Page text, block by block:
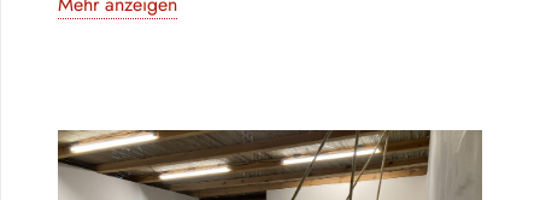
der den Prozess der Wüstenbildung beschreibt.
den Klimawandel, Abholzung, Überweidung, Armut,
politische Instabilität, Krieg, nicht nachhaltige